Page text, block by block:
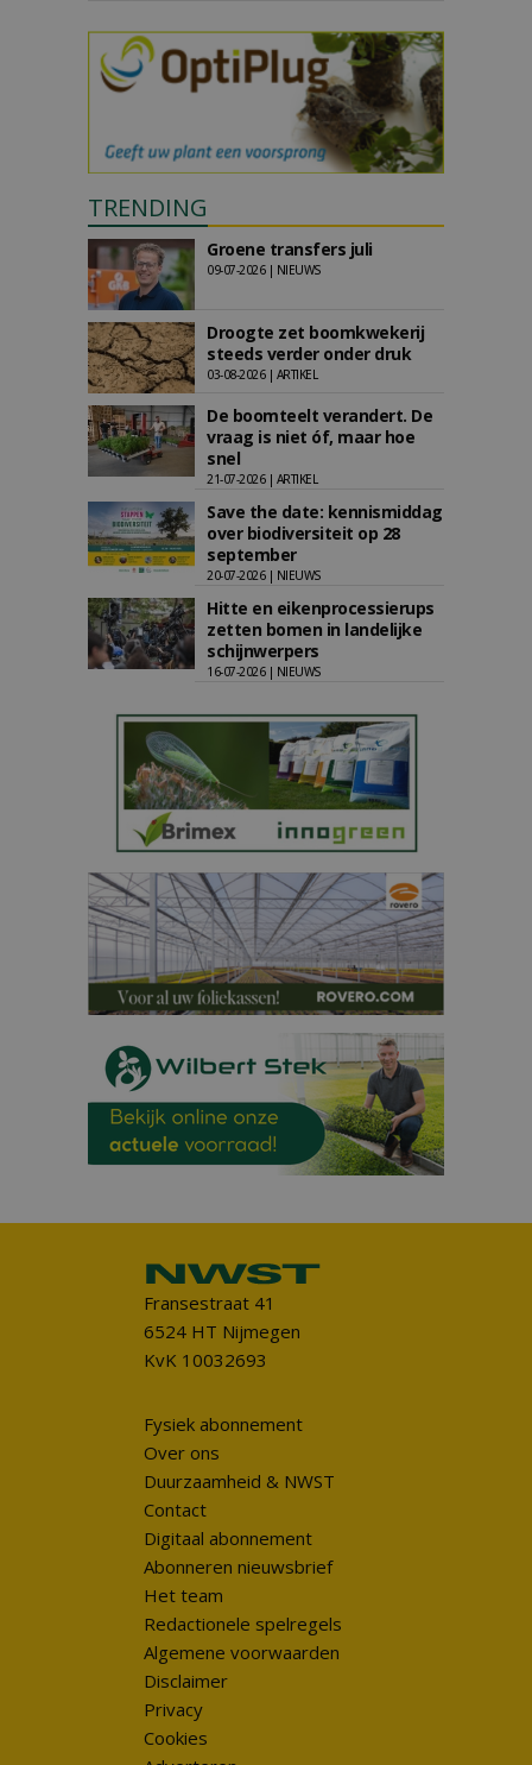
TRENDING
Groene transfers juli
09-07-2026 | NIEUWS
Droogte zet boomkwekerij
steeds verder onder druk
03-08-2026 | ARTIKEL
De boomteelt verandert. De
vraag is niet óf, maar hoe
snel
21-07-2026 | ARTIKEL
Save the date: kennismiddag
over biodiversiteit op 28
september
20-07-2026 | NIEUWS
Hitte en eikenprocessierups
zetten bomen in landelijke
schijnwerpers
16-07-2026 | NIEUWS
Fransestraat 41
6524 HT Nijmegen
KvK 10032693
Fysiek abonnement
Over ons
Duurzaamheid & NWST
Contact
Digitaal abonnement
Abonneren nieuwsbrief
Het team
Redactionele spelregels
Algemene voorwaarden
Disclaimer
Privacy
Cookies